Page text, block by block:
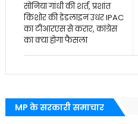
सोनिया गांधी की शर्त, प्रशांत
किशोर की डेडलाइन उधर IPAC
का टीआरएस से करार, कांग्रेस
का क्या होगा फैसला
MP के सरकारी समाचार